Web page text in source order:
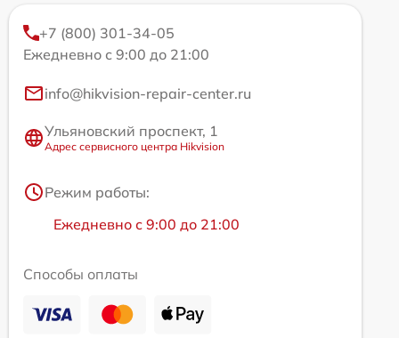
+7 (800) 301-34-05
Ежедневно с 9:00 до 21:00
info@hikvision-repair-center.ru
Ульяновский проспект, 1
Адрес сервисного центра Hikvision
Режим работы:
Ежедневно с 9:00 до 21:00
Способы оплаты